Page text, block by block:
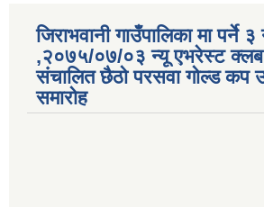
जिराभवानी गाउँपालिका मा पर्ने
,२०७५/०७/०३ न्यू एभरेस्ट क्लब
संचालित छैठो परसवा गोल्ड कप
समारोह